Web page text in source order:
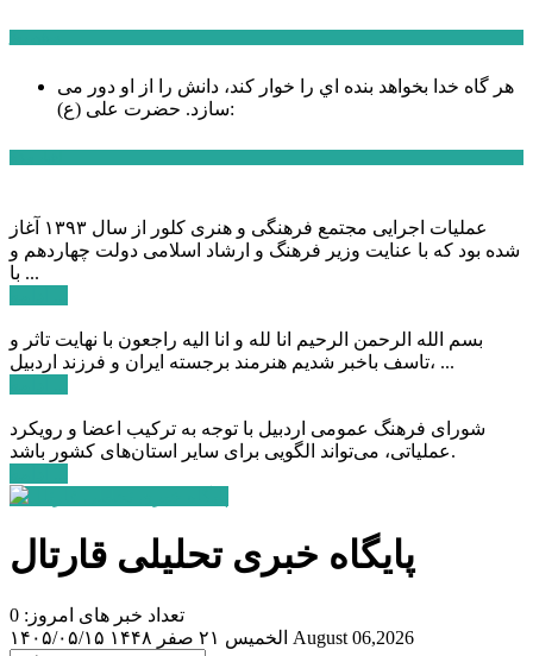
هر گاه خدا بخواهد بنده اي را خوار كند، دانش را از او دور می
سازد.حضرت علی (ع):
عملیات اجرایی مجتمع فرهنگی و هنری کلور از سال ۱۳۹۳ آغاز
شده بود که با عنایت وزیر فرهنگ و ارشاد اسلامی دولت چهاردهم و
با ...
بسم الله الرحمن الرحیم انا لله و انا الیه راجعون با نهایت تاثر و
تاسف باخبر شدیم هنرمند برجسته ایران و فرزند اردبیل، ...
شورای فرهنگ عمومی اردبیل با توجه به ترکیب اعضا و رویکرد
عملیاتی، می‌تواند الگویی برای سایر استان‌های کشور باشد.
پایگاه خبری تحلیلی قارتال
تعداد خبر های امروز: 0
۱۴۰۵/۰۵/۱۵
الخميس ۲۱ صفر ۱۴۴۸ August 06,2026